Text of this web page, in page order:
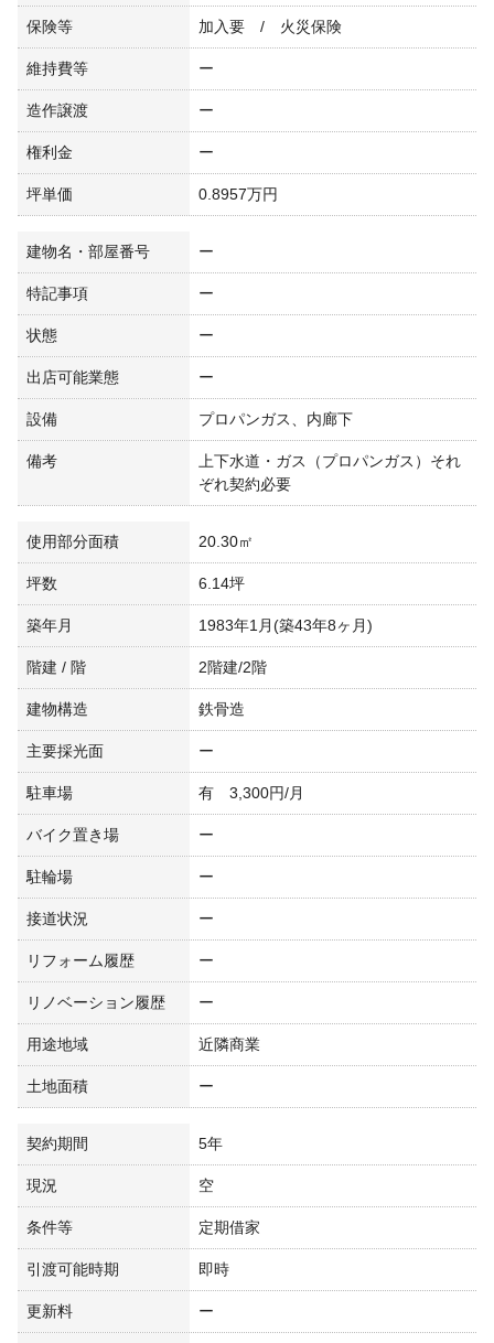
保険等 加入要 / 火災保険
維持費等 ー
造作譲渡 ー
権利金 ー
坪単価 0.8957万円
建物名・部屋番号 ー
特記事項 ー
状態 ー
出店可能業態 ー
設備 プロパンガス、内廊下
備考
上下水道・ガス（プロパンガス）それ
ぞれ契約必要
使用部分面積 20.30㎡
坪数 6.14坪
築年月 1983年1月(築43年8ヶ月)
階建 / 階 2階建/2階
建物構造 鉄骨造
主要採光面 ー
駐車場 有 3,300円/月
バイク置き場 ー
駐輪場 ー
接道状況 ー
リフォーム履歴 ー
リノベーション履歴 ー
用途地域 近隣商業
土地面積 ー
契約期間 5年
現況 空
条件等 定期借家
引渡可能時期 即時
更新料 ー